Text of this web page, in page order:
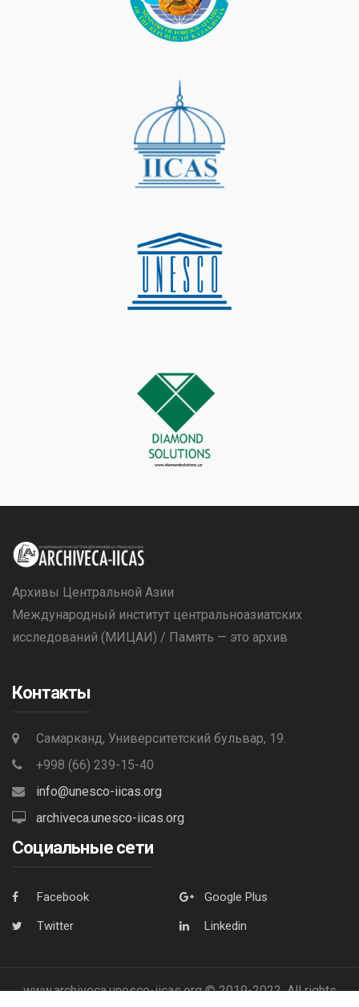
Архивы Центральной Азии
Международный институт центральноазиатских
исследований (МИЦАИ) / Память — это архив
Контакты
Самарканд, Университетский бульвар, 19.
+998 (66) 239-15-40
info@unesco-iicas.org
archiveca.unesco-iicas.org
Социальные сети
Facebook
Google Plus
Twitter
Linkedin
www.archiveca.unesco-iicas.org © 2019-2022. All rights